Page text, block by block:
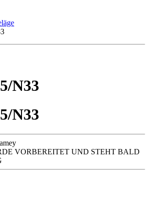
N33
N33
VORBEREITET UND STEHT BALD